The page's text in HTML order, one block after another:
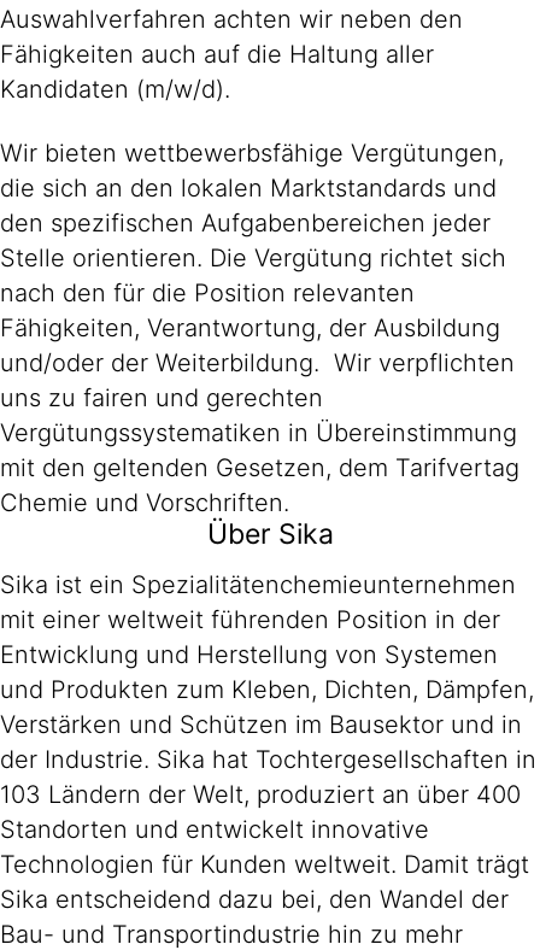
Auswahlverfahren achten wir neben den
Fähigkeiten auch auf die Haltung aller
Kandidaten (m/w/d).
Wir bieten wettbewerbsfähige Vergütungen,
die sich an den lokalen Marktstandards und
den spezifischen Aufgabenbereichen jeder
Stelle orientieren. Die Vergütung richtet sich
nach den für die Position relevanten
Fähigkeiten, Verantwortung, der Ausbildung
und/oder der Weiterbildung. Wir verpflichten
uns zu fairen und gerechten
Vergütungssystematiken in Übereinstimmung
mit den geltenden Gesetzen, dem Tarifvertag
Chemie und Vorschriften.
Über Sika
Sika ist ein Spezialitätenchemieunternehmen
mit einer weltweit führenden Position in der
Entwicklung und Herstellung von Systemen
und Produkten zum Kleben, Dichten, Dämpfen,
Verstärken und Schützen im Bausektor und in
der Industrie. Sika hat Tochtergesellschaften in
103 Ländern der Welt, produziert an über 400
Standorten und entwickelt innovative
Technologien für Kunden weltweit. Damit trägt
Sika entscheidend dazu bei, den Wandel der
Bau- und Transportindustrie hin zu mehr